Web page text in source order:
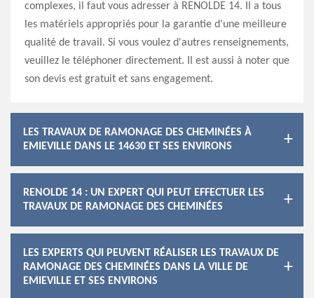
complexes, il faut vous adresser à RENOLDE 14. Il a tous
les matériels appropriés pour la garantie d'une meilleure
qualité de travail. Si vous voulez d'autres renseignements,
veuillez le téléphoner directement. Il est aussi à noter que
son devis est gratuit et sans engagement.
LES TRAVAUX DE RAMONAGE DES CHEMINÉES À
EMIEVILLE DANS LE 14630 ET SES ENVIRONS
RENOLDE 14 : UN EXPERT QUI PEUT EFFECTUER LES
TRAVAUX DE RAMONAGE DES CHEMINÉES
LES EXPERTS QUI PEUVENT RÉALISER LES TRAVAUX DE
RAMONAGE DES CHEMINÉES DANS LA VILLE DE
EMIEVILLE ET SES ENVIRONS